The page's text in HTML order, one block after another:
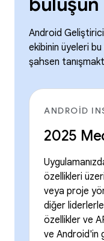
Android
ekibinin üyeleri
şahsen
ANDROID
2025
özellikleri
veya proje
diğer
özellikler ve
ve Android'in